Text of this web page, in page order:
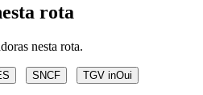
rota
nesta rota.
SNCF TGV inOui